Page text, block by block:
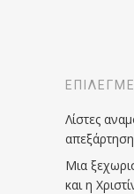
Λίστες
Μια
και η